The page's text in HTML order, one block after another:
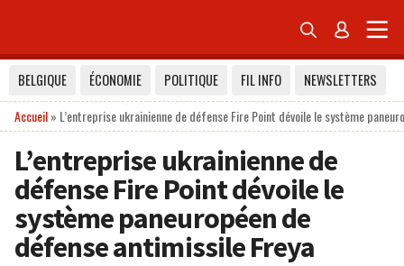
 
BELGIQUE ÉCONOMIE POLITIQUE FIL INFO
NEWSLETTERS
Accueil» L’entreprise ukrainienne de défense Fire Point dévoile le système
L’entreprise ukrainienne de
défense Fire Point dévoile le
système paneuropéen de
défense antimissile Freya